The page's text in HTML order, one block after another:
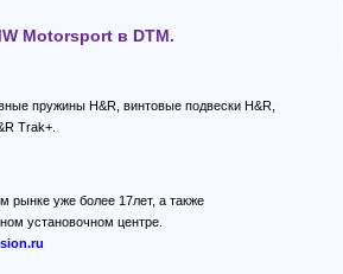
Motorsport в DTM.
пружины H&R, винтовые подвески H&R,
Trak+.
рынке уже более 17лет, а также
установочном центре.